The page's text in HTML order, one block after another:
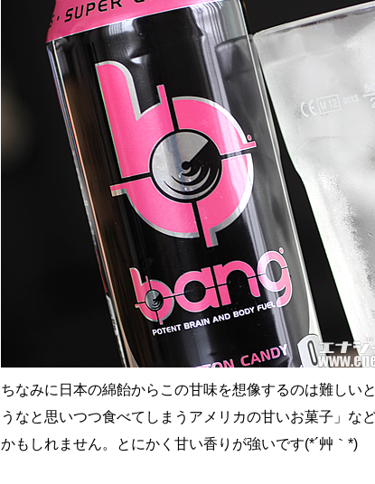
ちなみに日本の綿飴からこの甘味を想像するのは難しい
うなと思いつつ食べてしまうアメリカの甘いお菓子」な
かもしれません。とにかく甘い香りが強いです(*´艸｀*)